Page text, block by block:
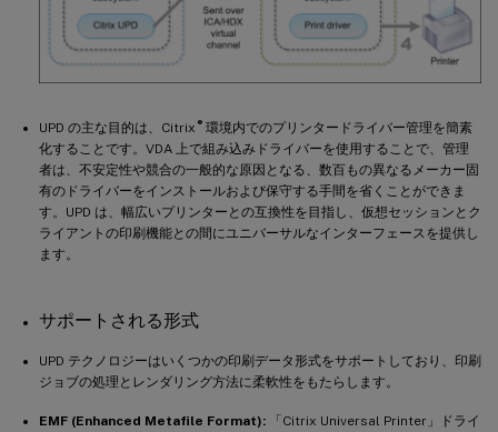
UPD の主な目的は、Citrix ®環境内でのプリンタードライバー管理を簡素
化することです。VDA 上で組み込みドライバーを使用することで、管理
者は、不安定性や競合の一般的な原因となる、数百もの異なるメーカー固
有のドライバーをインストールおよび保守する手間を省くことができま
す。UPD は、幅広いプリンターとの互換性を目指し、仮想セッションとク
ライアントの印刷機能との間にユニバーサルなインターフェースを提供し
ます。
サポートされる形式
UPD テクノロジーはいくつかの印刷データ形式をサポートしており、印刷
ジョブの処理とレンダリング方法に柔軟性をもたらします。
EMF (Enhanced Metafile Format): 「Citrix Universal Printer」ドライ